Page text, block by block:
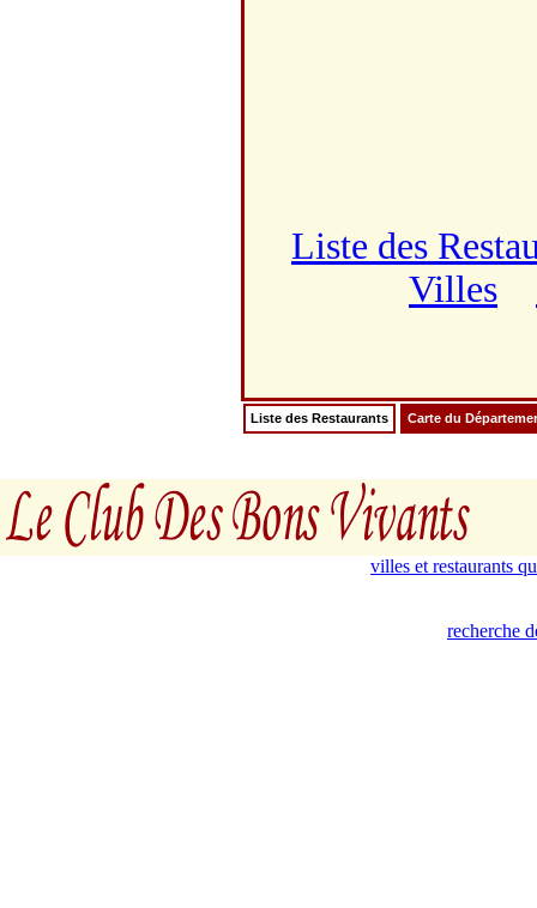
Liste des
Villes
Liste des Restaurants Carte du
villes et restaurants
recherche